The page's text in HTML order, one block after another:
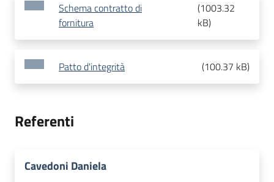
Schema contratto di
fornitura
(1003.32
kB)
Patto d'integrità (100.37 kB)
Referenti
Cavedoni Daniela